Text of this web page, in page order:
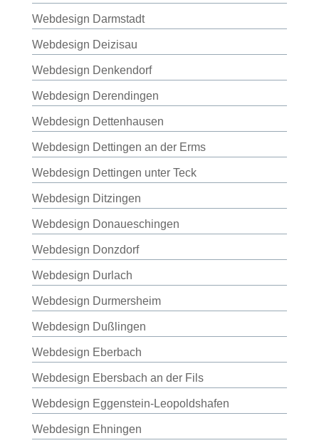
Webdesign Darmstadt
Webdesign Deizisau
Webdesign Denkendorf
Webdesign Derendingen
Webdesign Dettenhausen
Webdesign Dettingen an der Erms
Webdesign Dettingen unter Teck
Webdesign Ditzingen
Webdesign Donaueschingen
Webdesign Donzdorf
Webdesign Durlach
Webdesign Durmersheim
Webdesign Dußlingen
Webdesign Eberbach
Webdesign Ebersbach an der Fils
Webdesign Eggenstein-Leopoldshafen
Webdesign Ehningen